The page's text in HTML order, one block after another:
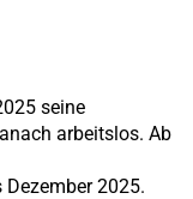
seine
arbeitslos. Ab
2025.